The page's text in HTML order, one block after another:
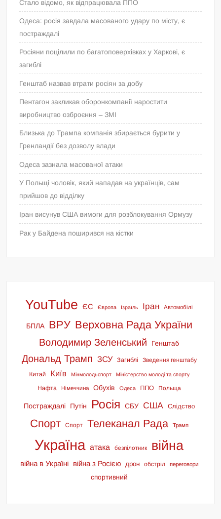
Стало відомо, як відпрацювала ППО
Одеса: росія завдала масованого удару по місту, є
постраждалі
Росіяни поцілили по багатоповерхівках у Харкові, є
загиблі
Генштаб назвав втрати росіян за добу
Пентагон закликав оборонкомпанії наростити
виробництво озброєння – ЗМІ
Близька до Трампа компанія збирається бурити у
Гренландії без дозволу влади
Одеса зазнала масованої атаки
У Польщі чоловік, який нападав на українців, сам
прийшов до відділку
Іран висунув США вимоги для розблокування Ормузу
Рак у Байдена поширився на кістки
YouTube ЄС Європа Ізраїль Іран Автомобілі
БПЛА ВРУ Верховна Рада України
Володимир Зеленський Генштаб
Дональд Трамп ЗСУ Загиблі Зведення генштабу
Китай Київ Мінмолодьспорт Міністерство молоді та спорту
Нафта Німеччина Обухів Одеса ППО Польща
Постраждалі Путін Росія СБУ США Слідство
Спорт Спорт Телеканал Рада Трамп
Україна атака безпілотник війна
війна в Україні війна з Росією дрон обстріл переговори
спортивний